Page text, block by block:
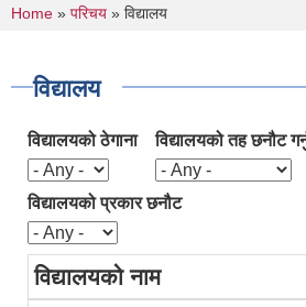
You are here
Home » परिचय » विद्यालय
विद्यालय
विद्यालयको ठेगाना विद्यालयको तह छनौट
विद्यालयको प्रकार छनौट
विद्यालयको नाम